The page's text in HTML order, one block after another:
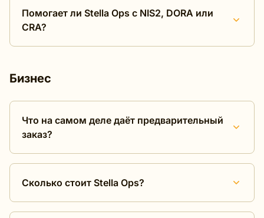
Помогает ли Stella Ops с NIS2, DORA или
CRA?
Бизнес
Что на самом деле даёт предварительный
заказ?
Сколько стоит Stella Ops?